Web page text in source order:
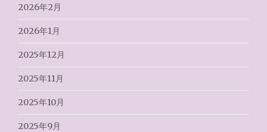
2026年2月
2026年1月
2025年12月
2025年11月
2025年10月
2025年9月